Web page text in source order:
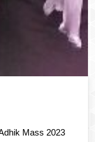
Adhik Mass 2023